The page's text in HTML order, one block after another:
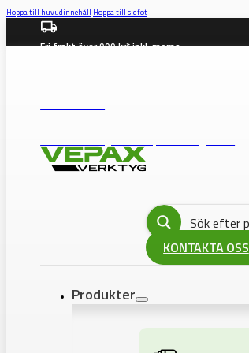
Hoppa till huvudinnehåll Hoppa till sidfot
Fri frakt över 999 kr* inkl. moms
KONTAKTA OSS
Produkter